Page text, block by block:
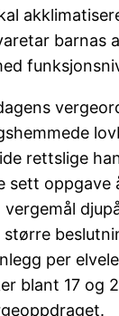
barnas
rettslige
sett oppgave
per
blant 17 og